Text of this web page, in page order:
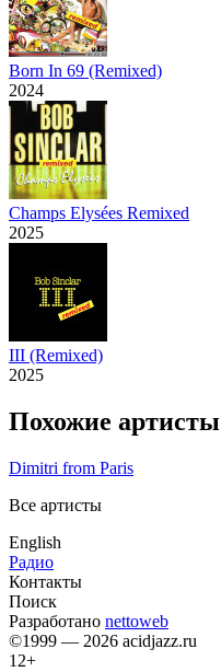
Born In 69 (Remixed)
2024
Champs Elysées Remixed
2025
III (Remixed)
2025
Похожие артисты
Dimitri from Paris
Все артисты
English
Радио
Контакты
Поиск
Разработано nettoweb
©1999 — 2026 acidjazz.ru
12+